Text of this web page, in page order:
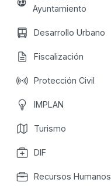
Ayuntamiento
Desarrollo Urbano
Fiscalización
Protección Civil
IMPLAN
Turismo
DIF
Recursos Humanos